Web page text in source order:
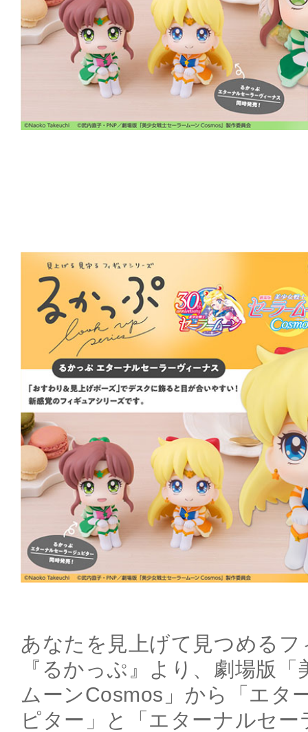
あなたを見上げて見つめる
『るかっぷ』より、劇場版
ムーンCosmos」から「エタ
ピター」と「エターナルセ